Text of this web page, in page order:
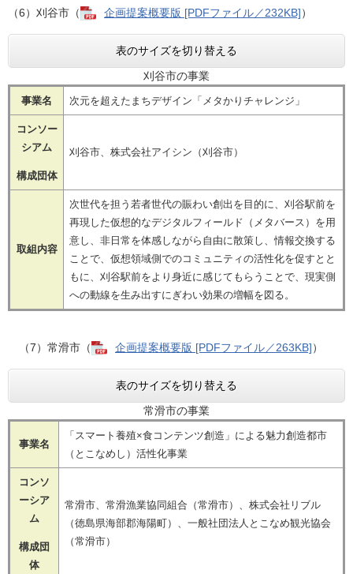
（6）刈谷市（ 企画提案概要版 [PDFファイル／232KB]）
表のサイズを切り替える
刈谷市の事業
事業名 次元を超えたまちデザイン「メタかりチャレンジ」
コンソー
シアム
構成団体
刈谷市、株式会社アイシン（刈谷市）
取組内容
次世代を担う若者世代の賑わい創出を目的に、刈谷駅前を
再現した仮想的なデジタルフィールド（メタバース）を用
意し、非日常を体感しながら自由に散策し、情報交換する
ことで、仮想領域側でのコミュニティの活性化を促すとと
もに、刈谷駅前をより身近に感じてもらうことで、現実側
への動線を生み出すにぎわい効果の増幅を図る。
（7）常滑市（ 企画提案概要版 [PDFファイル／263KB]）
表のサイズを切り替える
常滑市の事業
事業名
「スマート養殖×食コンテンツ創造」による魅力創造都市
（とこなめし）活性化事業
コンソ
ーシア
ム
構成団
体
常滑市、常滑漁業協同組合（常滑市）、株式会社リブル
（徳島県海部郡海陽町）、一般社団法人とこなめ観光協会
（常滑市）